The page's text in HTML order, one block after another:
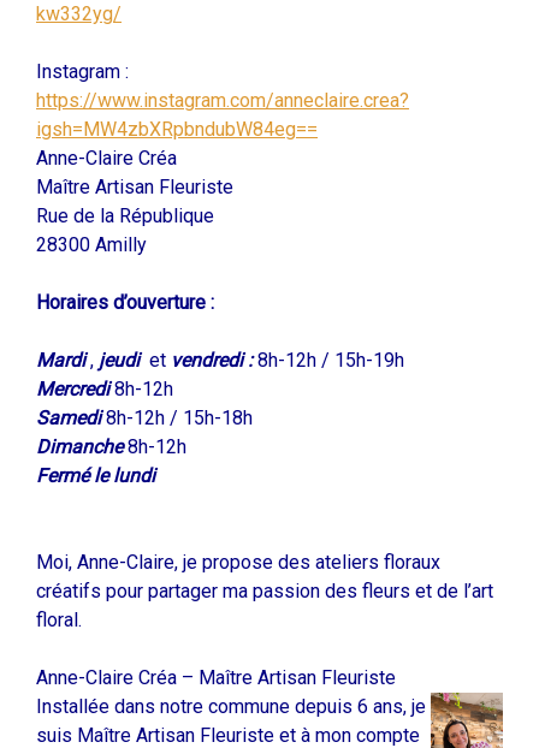
kw332yg/
Instagram :
https://www.instagram.com/anneclaire.crea?
igsh=MW4zbXRpbndubW84eg==
Anne-Claire Créa
Maître Artisan Fleuriste
Rue de la République
28300 Amilly
Horaires d’ouverture :
Mardi, jeudiet vendredi :8h-12h / 15h-19h
Mercredi 8h-12h
Samedi 8h-12h / 15h-18h
Dimanche8h-12h
Fermé le lundi
Moi, Anne-Claire, je propose des ateliers floraux
créatifs pour partager ma passion des fleurs et de l’art
floral.
Anne-Claire Créa – Maître Artisan Fleuriste
Installée dans notre commune depuis 6 ans, je
suis Maître Artisan Fleuriste et à mon compte